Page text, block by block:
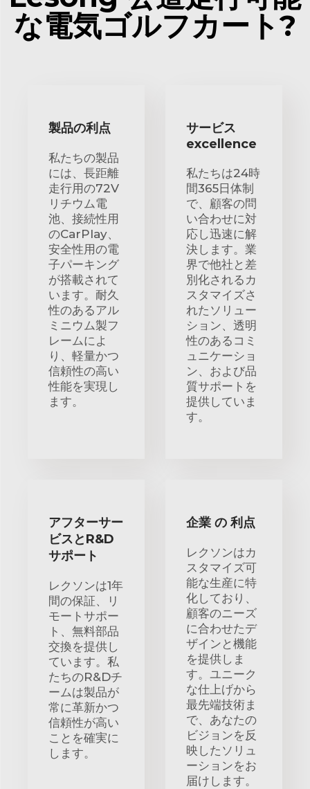
な電気ゴルフカート?
製品の利点
私たちの製品
には、長距離
走行用の72V
リチウム電
池、接続性用
のCarPlay、
安全性用の電
子パーキング
が搭載されて
います。耐久
性のあるアル
ミニウム製フ
レームによ
り、軽量かつ
信頼性の高い
性能を実現し
ます。
サービス
excellence
私たちは24時
間365日体制
で、顧客の問
い合わせに対
応し迅速に解
決します。業
界で他社と差
別化されるカ
スタマイズさ
れたソリュー
ション、透明
性のあるコミ
ュニケーショ
ン、および品
質サポートを
提供していま
す。
アフターサー
ビスとR&D
サポート
レクソンは1年
間の保証、リ
モートサポー
ト、無料部品
交換を提供し
ています。私
たちのR&Dチ
ームは製品が
常に革新かつ
信頼性が高い
ことを確実に
します。
企業 の 利点
レクソンはカ
スタマイズ可
能な生産に特
化しており、
顧客のニーズ
に合わせたデ
ザインと機能
を提供しま
す。ユニーク
な仕上げから
最先端技術ま
で、あなたの
ビジョンを反
映したソリュ
ーションをお
届けします。